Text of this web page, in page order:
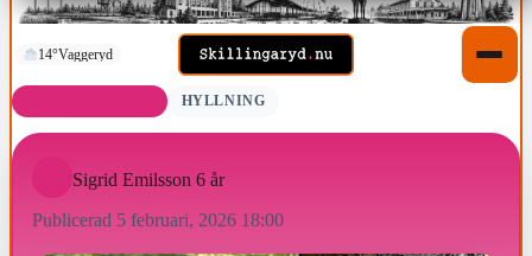
14°Vaggeryd
HYLLNING
Sigrid Emilsson 6 år
Publicerad 5 februari, 2026 18:00